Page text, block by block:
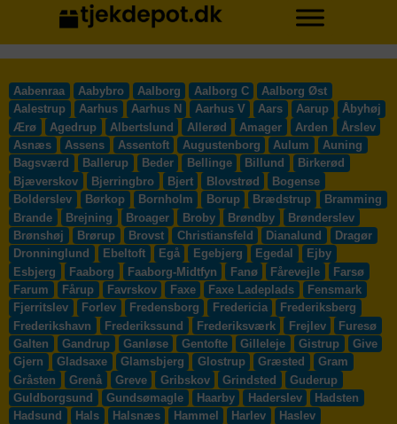
Aabenraa Aabybro Aalborg Aalborg C
Aalborg Øst
Aalestrup
Aarhus Aarhus N Aarhus V Aars Aarup
Åbyhøj
Ærø
Agedrup Albertslund Allerød Amager Arden
Årslev
Asnæs
Assens Assentoft Augustenborg Aulum
Auning
Bagsværd
Ballerup Beder Bellinge Billund
Birkerød
Bjæverskov
Bjerringbro Bjert Blovstrød
Bogense
Bolderslev
Børkop Bornholm Borup Brædstrup
Bramming
Brande
Brejning Broager Broby Brøndby
Brønderslev
Brønshøj
Brørup Brovst Christiansfeld Dianalund
Dragør
Dronninglund
Ebeltoft Egå Egebjerg Egedal
Ejby
Esbjerg
Faaborg Faaborg-Midtfyn Fanø Fårevejle
Farsø
Farum
Fårup Favrskov Faxe Faxe Ladeplads
Fensmark
Fjerritslev
Forlev Fredensborg Fredericia
Frederiksberg
Frederikshavn
Frederikssund Frederiksværk Frejlev
Furesø
Galten
Gandrup Ganløse Gentofte Gilleleje Gistrup
Give
Gjern
Gladsaxe Glamsbjerg Glostrup Græsted
Gram
Gråsten
Grenå Greve Gribskov Grindsted
Guderup
Guldborgsund
Gundsømagle Haarby Haderslev
Hadsten
Hadsund
Hals Halsnæs Hammel Harlev
Haslev